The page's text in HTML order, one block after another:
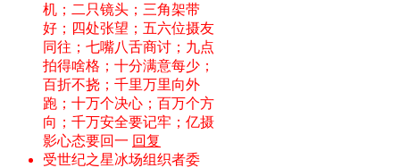
机；二只镜头；三角架带
好；四处张望；五六位摄友
同往；七嘴八舌商讨；九点
拍得啥格；十分满意每少；
百折不挠；千里万里向外
跑；十万个决心；百万个方
向；千万安全要记牢；亿摄
影心态要回一 回复
受世纪之星冰场组织者委